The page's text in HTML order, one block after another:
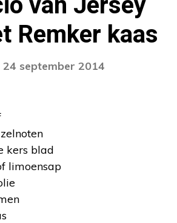
Remker kaas
september 2014
kers blad
limoensap